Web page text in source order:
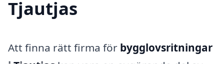
Tjautjas
Att finna rätt firma för bygglovsritningar